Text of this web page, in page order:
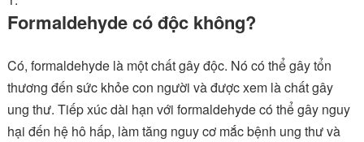
Formaldehyde có độc không?
Có, formaldehyde là một chất gây độc. Nó có thể gây tổn
thương đến sức khỏe con người và được xem là chất gây
ung thư. Tiếp xúc dài hạn với formaldehyde có thể gây nguy
hại đến hệ hô hấp, làm tăng nguy cơ mắc bệnh ung thư và